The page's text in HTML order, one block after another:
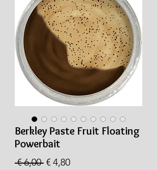
Berkley Paste Fruit Floating
Powerbait
€ 6,00 Normale
€ 4,80Verkoopprijs